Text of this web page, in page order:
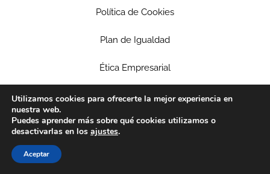
Política de Cookies
Plan de Igualdad
Ética Empresarial
Política de privacidad
Patrocinios
Utilizamos cookies para ofrecerte la mejor experiencia en
nuestra web.
Puedes aprender más sobre qué cookies utilizamos o
desactivarlas en los ajustes.
Aceptar